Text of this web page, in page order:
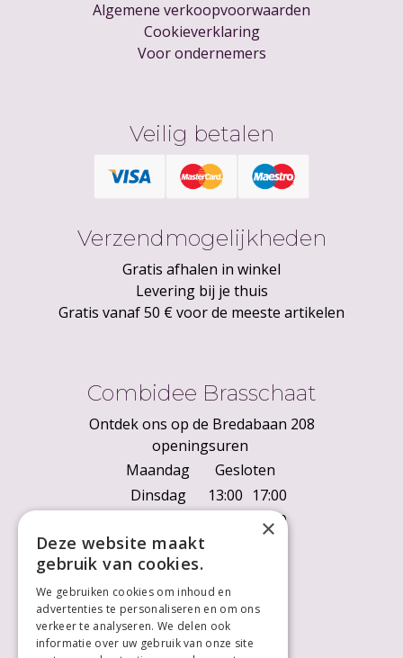
Algemene verkoopvoorwaarden
Cookieverklaring
Voor ondernemers
Veilig betalen
Verzendmogelijkheden
Gratis afhalen in winkel
Levering bij je thuis
Gratis vanaf 50 € voor de meeste artikelen
Combidee Brasschaat
Ontdek ons op de Bredabaan 208
openingsuren
Maandag
Gesloten
Dinsdag
13:00 17:00
18:00
Donderdag
Vrijdag
Zaterdag
10:00
Zondag
Gesloten
×
Deze website maakt
gebruik van cookies.
We gebruiken cookies om inhoud en
advertenties te personaliseren en om ons
verkeer te analyseren. We delen ook
informatie over uw gebruik van onze site